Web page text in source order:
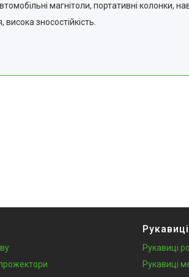
магнітоли, портативні колонки,
зносостійкість.
прожектори
Рукавиці
Рукавиці
Рукавиці